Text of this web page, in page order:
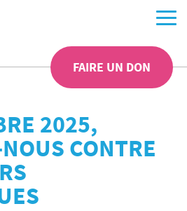
FAIRE UN DON
2025,
CONTRE